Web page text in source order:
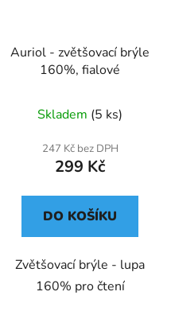
Auriol - zvětšovací brýle
160%, fialové
Skladem (5 ks)
247 Kč bez DPH
299 Kč
DO KOŠÍKU
Zvětšovací brýle - lupa
160% pro čtení